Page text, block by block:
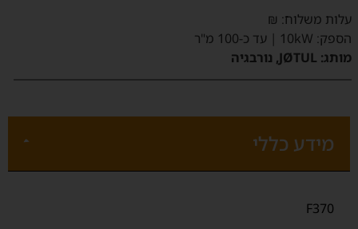
‫עלות משלוח‬: ₪
הספק: 10kW | עד כ-100 מ"ר
מותג: JØTUL, נורבגיה
מידע כללי
F370